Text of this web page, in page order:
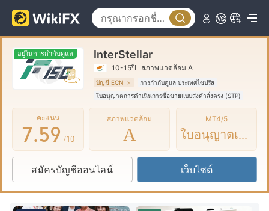
อยู่ในการกำกับดูแล InterStellar
10-15ปี สภาพแวดล้อม A
บัญชี ECN
การกำกับดูแล ประเทศไซปรัส
ใบอนุญาตการดำเนินการซื้อขายแบบส่งคำสั่งตรง (STP)
ใบอนุญาต MT4 แบบเต็ม
คะแนน
2
3
4
5
6
7
8
9
.
0
1
2
3
4
5
6
7
4
5
6
7
8
9 /10
สภาพแวดล้อม
A
MT4/5
ใบอนุญาตเต็ม
สมัครบัญชีออนไลน์ เว็บไซต์